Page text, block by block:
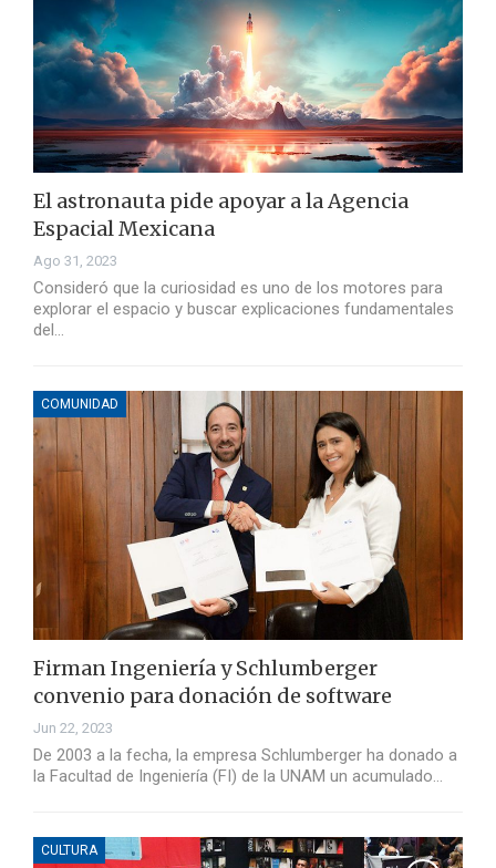
El astronauta pide apoyar a la Agencia
Espacial Mexicana
Ago 31, 2023
Consideró que la curiosidad es uno de los motores para
explorar el espacio y buscar explicaciones fundamentales
del…
COMUNIDAD
Firman Ingeniería y Schlumberger
convenio para donación de software
Jun 22, 2023
De 2003 a la fecha, la empresa Schlumberger ha donado a
la Facultad de Ingeniería (FI) de la UNAM un acumulado…
CULTURA